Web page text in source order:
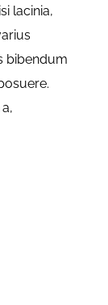
lacinia,
bibendum